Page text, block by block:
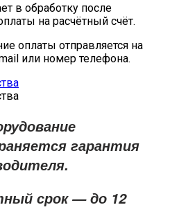
в обработку после
на расчётный счёт.
оплаты отправляется на
или номер телефона.
гарантия
.
срок — до 12